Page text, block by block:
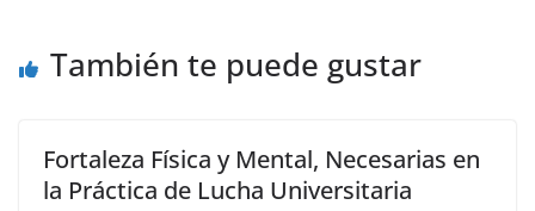
También te puede gustar
Fortaleza Física y Mental, Necesarias en
la Práctica de Lucha Universitaria